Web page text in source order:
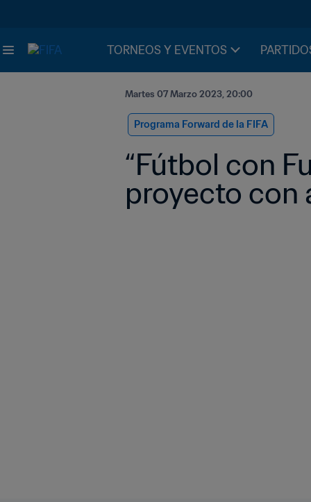
TORNEOS Y EVENTOS
Martes 07 Marzo 2023, 20:00
Programa Forward de la FIFA
“Fútbol con
proyecto con